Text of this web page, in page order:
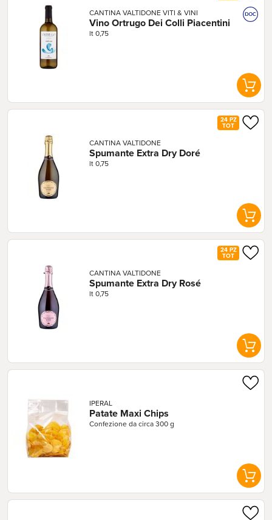
CANTINA VALTIDONE VITI & VINI
Vino Ortrugo Dei Colli Piacentini
lt 0,75
24 PZ
TOT
CANTINA VALTIDONE
Spumante Extra Dry Doré
lt 0,75
24 PZ
TOT
CANTINA VALTIDONE
Spumante Extra Dry Rosé
lt 0,75
IPERAL
Patate Maxi Chips
Confezione da circa 300 g